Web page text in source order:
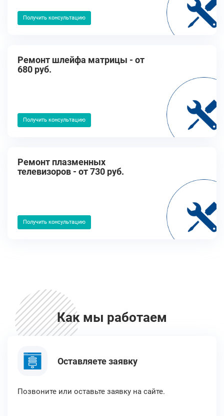
Получить консультацию
Ремонт шлейфа матрицы - от
680 руб.
Получить консультацию
Ремонт плазменных
телевизоров - от 730 руб.
Получить консультацию
Как мы работаем
Оставляете заявку
Позвоните или оставьте заявку на сайте.